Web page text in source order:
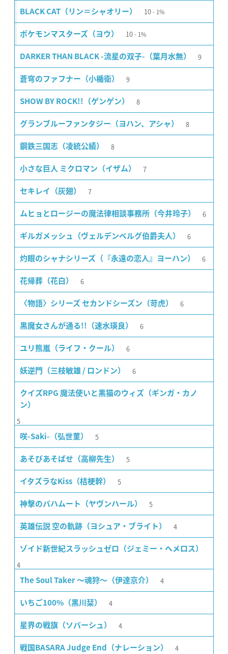
BLACK CAT（リン＝シャオリー） 10 1%
ポケモンマスターズ（ヨウ） 10 1%
DARKER THAN BLACK -流星の双子-（葉月水無） 9
蒼穹のファフナー（小楯衛） 9
SHOW BY ROCK!!（ゲンゲン） 8
グランブルーファンタジー（ヨハン、アシャ） 8
鋼鉄三国志（凌統公績） 8
小さな巨人 ミクロマン（イザム） 7
セキレイ（灰翅） 7
ムヒョとロージーの魔法律相談事務所（今井玲子） 6
ギルガメッシュ（ヴェルデンベルグ伯爵夫人） 6
灼眼のシャナシリーズ（『永遠の恋人』ヨーハン） 6
花帰葬（花白） 6
〈物語〉シリーズ セカンドシーズン（苛虎） 6
黒魔女さんが通る!!（速水瑛良） 6
ユリ熊嵐（ライフ・クール） 6
妖逆門（三枝敏雄 / ロンドン） 6
クイズRPG 魔法使いと黒猫のウィズ（ギンガ・カノ
ン）
5
咲-Saki-（弘世菫） 5
あそびあそばせ（高柳先生） 5
イタズラなKiss（桔梗幹） 5
神撃のバハムート（ヤヴンハール） 5
英雄伝説 空の軌跡（ヨシュア・ブライト） 4
ゾイド新世紀スラッシュゼロ（ジェミー・ヘメロス）
4
The Soul Taker 〜魂狩〜（伊達京介） 4
いちご100%（黒川栞） 4
星界の戦旗（ソバーシュ） 4
戦国BASARA Judge End（ナレーション） 4